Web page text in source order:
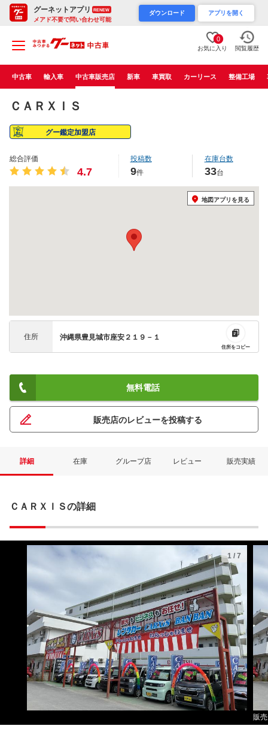
グーネットアプリ RENEW
メアド不要で問い合わせ可能
ダウンロード アプリを開く
0
お気に入り 閲覧履歴
中古車 輸入車 中古車販売店 新車 車買取 カーリース 整備工場
ＣＡＲＸＩＳ
グー鑑定加盟店
総合評価
4.7
投稿数
9件
在庫台数
33台
地図アプリを見る
住所 沖縄県豊見城市座安２１９－１
住所をコピー
無料電話
販売店のレビューを投稿する
詳細 在庫 グループ店 レビュー 販売実績
ＣＡＲＸＩＳの詳細
1 / 7
販